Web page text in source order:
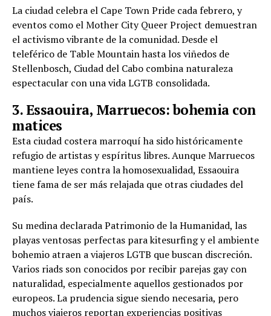
La ciudad celebra el Cape Town Pride cada febrero, y
eventos como el Mother City Queer Project demuestran
el activismo vibrante de la comunidad. Desde el
teleférico de Table Mountain hasta los viñedos de
Stellenbosch, Ciudad del Cabo combina naturaleza
espectacular con una vida LGTB consolidada.
3. Essaouira, Marruecos: bohemia con
matices
Esta ciudad costera marroquí ha sido históricamente
refugio de artistas y espíritus libres. Aunque Marruecos
mantiene leyes contra la homosexualidad, Essaouira
tiene fama de ser más relajada que otras ciudades del
país.
Su medina declarada Patrimonio de la Humanidad, las
playas ventosas perfectas para kitesurfing y el ambiente
bohemio atraen a viajeros LGTB que buscan discreción.
Varios riads son conocidos por recibir parejas gay con
naturalidad, especialmente aquellos gestionados por
europeos. La prudencia sigue siendo necesaria, pero
muchos viajeros reportan experiencias positivas